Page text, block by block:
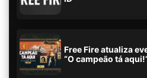
Free Fire atualiza
“O campeão tá